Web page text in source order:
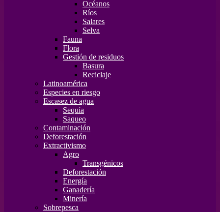
Océanos
Ríos
Salares
Selva
Fauna
Flora
Gestión de residuos
Basura
Reciclaje
Latinoamérica
Especies en riesgo
Escasez de agua
Sequía
Saqueo
Contaminación
Deforestación
Extractivismo
Agro
Transgénicos
Deforestación
Energía
Ganadería
Minería
Sobrepesca